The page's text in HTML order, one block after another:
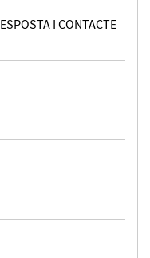
I CONTACTE